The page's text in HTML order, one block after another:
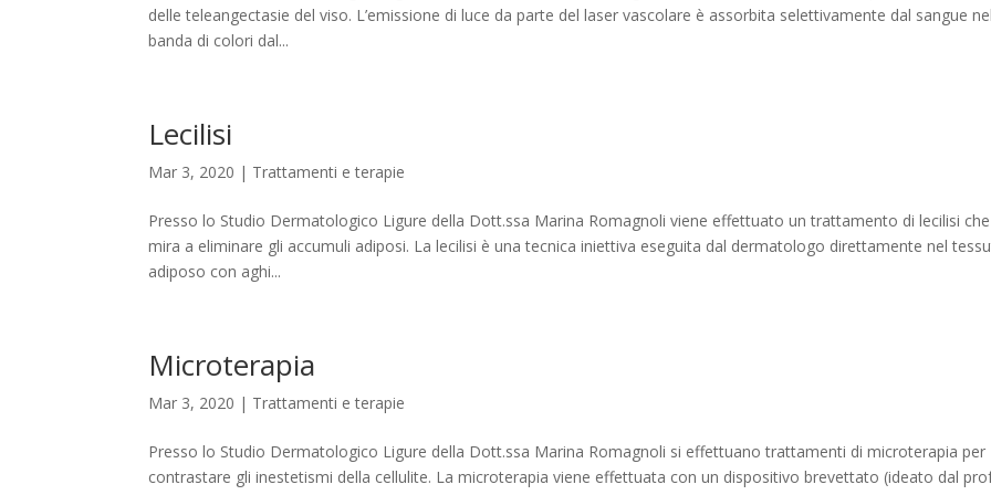
delle teleangectasie del viso. L’emissione di luce da parte del laser vascolare è assorbita selettivamente dal sangue
banda di colori dal...
Lecilisi
Mar 3, 2020 | Trattamenti e terapie
Presso lo Studio Dermatologico Ligure della Dott.ssa Marina Romagnoli viene effettuato un trattamento di lecilisi che
mira a eliminare gli accumuli adiposi. La lecilisi è una tecnica iniettiva eseguita dal dermatologo direttamente nel
adiposo con aghi...
Microterapia
Mar 3, 2020 | Trattamenti e terapie
Presso lo Studio Dermatologico Ligure della Dott.ssa Marina Romagnoli si effettuano trattamenti di microterapia per
contrastare gli inestetismi della cellulite. La microterapia viene effettuata con un dispositivo brevettato (ideato dal